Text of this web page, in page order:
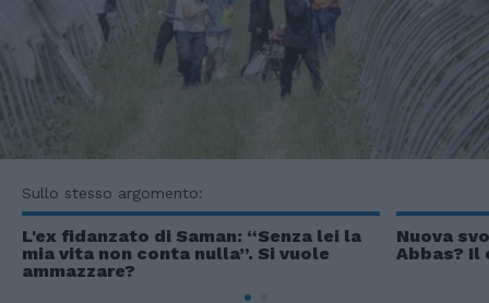
Sullo stesso argomento:
L'ex fidanzato di Saman: “Senza lei la
mia vita non conta nulla”. Si vuole
ammazzare?
Nuova
Abbas? Il